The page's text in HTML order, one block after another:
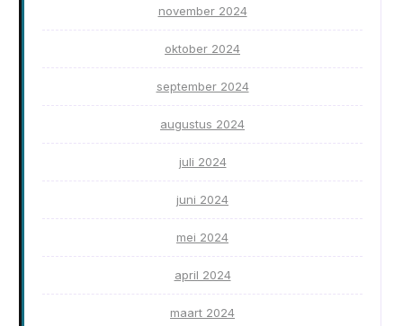
november 2024
oktober 2024
september 2024
augustus 2024
juli 2024
juni 2024
mei 2024
april 2024
maart 2024